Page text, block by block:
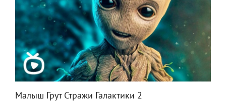
Малыш Грут Стражи Галактики 2